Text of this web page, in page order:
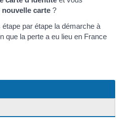
carte?
par étape la démarche à
que la perte a eu lieu en France